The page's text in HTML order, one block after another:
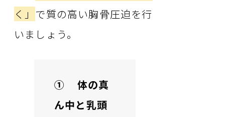
く」 で質の高い胸骨圧迫を行
いましょう。
① 体の真
ん中と乳頭